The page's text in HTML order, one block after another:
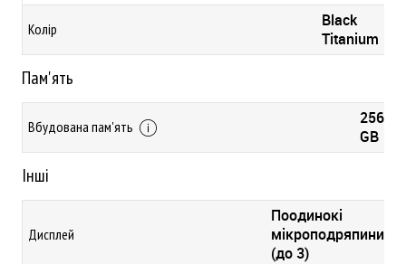
Колір
Black
Titanium
Пам'ять
Вбудована пам'ять
256
GB
Інші
Дисплей
Поодинокі
мікроподряпини
(до 3)